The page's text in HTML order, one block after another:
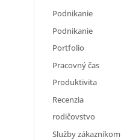
Podnikanie
Podnikanie
Portfolio
Pracovný čas
Produktivita
Recenzia
rodičovstvo
Služby zákazníkom